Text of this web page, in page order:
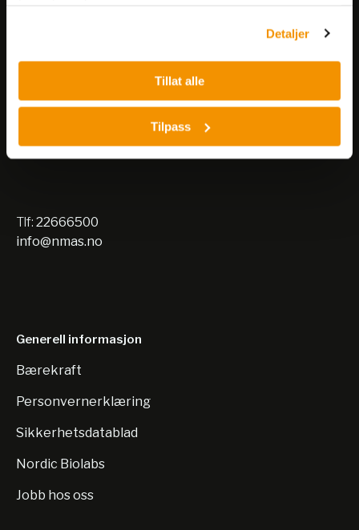
Detaljer
Tillat alle
Tilpass
0667 OSLO
Lager:
0667 OSLO
Tlf: 22666500
info@nmas.no
Generell informasjon
Bærekraft
Personvernerklæring
Sikkerhetsdatablad
Nordic Biolabs
Jobb hos oss